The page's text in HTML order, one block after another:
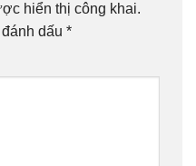
hiển thị công khai.
dấu *